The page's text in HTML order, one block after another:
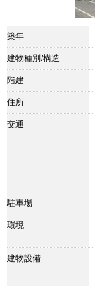
築年
建物種別/構造
階建
住所
交通
駐車場
環境
建物設備